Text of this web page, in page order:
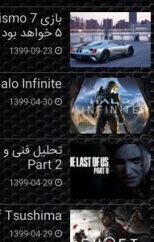
۵ خواهد بود
1399-09-23
Infinite
1399-04-30
Part 2
1399-04-29
Tsushima
1399-04-29